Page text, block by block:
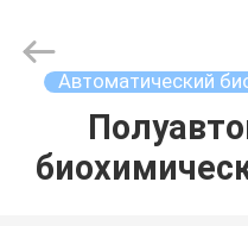
Science
Technology
Автоматический